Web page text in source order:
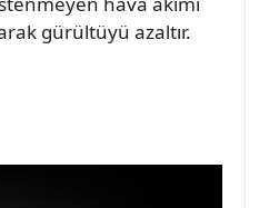
gürültüyü azaltır.